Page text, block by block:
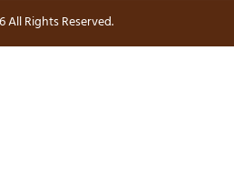
All Rights Reserved.